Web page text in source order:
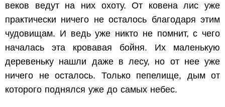
веков ведут на них охоту. От ковена лис уже
практически ничего не осталось благодаря этим
чудовищам. И ведь уже никто не помнит, с чего
началась эта кровавая бойня. Их маленькую
деревеньку нашли даже в лесу, но от нее уже
ничего не осталось. Только пепелище, дым от
которого поднялся уже до самых небес.